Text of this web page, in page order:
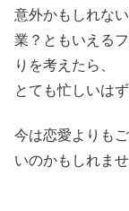
意外かもしれな
業？ともいえる
りを考えたら、
とても忙しいはず
今は恋愛よりも
いのかもしれませ